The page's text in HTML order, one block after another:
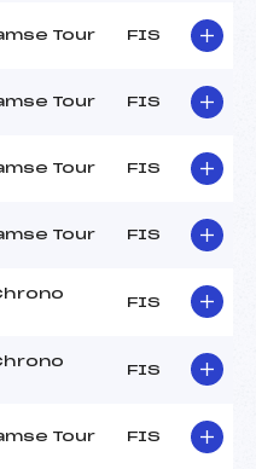
Tour FIS
Tour FIS
Tour FIS
Tour FIS
FIS
FIS
Tour FIS